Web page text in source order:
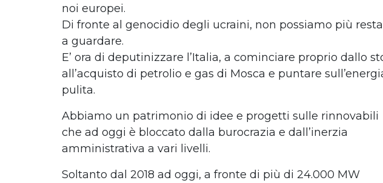
noi europei.
Di fronte al genocidio degli ucraini, non possiamo più
a guardare.
E’ ora di deputinizzare l’Italia, a cominciare proprio dallo
all’acquisto di petrolio e gas di Mosca e puntare
pulita.
Abbiamo un patrimonio di idee e progetti sulle rinnovabili
che ad oggi è bloccato dalla burocrazia e dall’inerzia
amministrativa a vari livelli.
Soltanto dal 2018 ad oggi, a fronte di più di 24.000 MW